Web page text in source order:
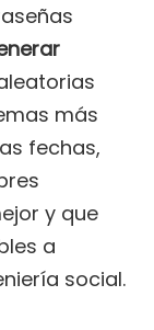
más
fechas,
y que
a
social.